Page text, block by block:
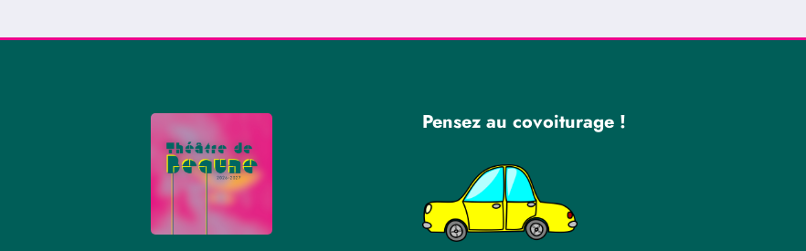
Pensez au covoiturage !